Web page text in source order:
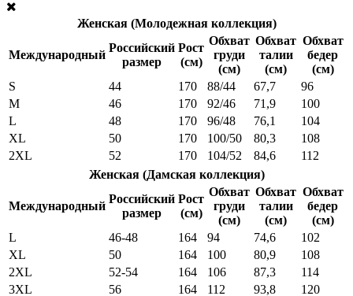
Женская (Молодежная коллекция)
Международный
Российский
размер
Рост
(см)
Обхват
груди
(см)
Обхват
талии
(см)
Обхват
бедер
(см)
S
44 170 88/44 67,7
96
M
46 170 92/46 71,9
100
L
48 170 96/48 76,1
104
XL
50 170 100/50 80,3
108
2XL
52 170 104/52 84,6
112
Женская (Дамская коллекция)
Международный
Российский
размер
Рост
(см)
Обхват
груди
(см)
Обхват
талии
(см)
Обхват
бедер
(см)
L
46-48 164 94 74,6
102
XL
50 164 100 80,9
108
2XL
52-54 164 106 87,3
114
3XL
56 164 112 93,8
120